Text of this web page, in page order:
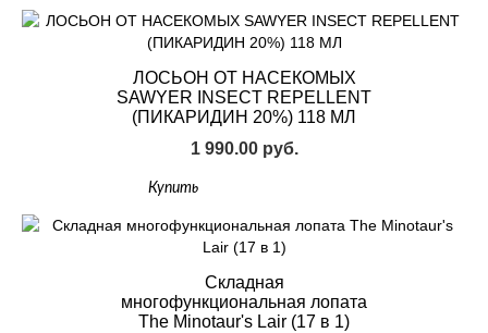
ЛОСЬОН ОТ НАСЕКОМЫХ
SAWYER INSECT REPELLENT
(ПИКАРИДИН 20%) 118 МЛ
1 990.00 руб.
Купить
Складная
многофункциональная лопата
The Minotaur's Lair (17 в 1)